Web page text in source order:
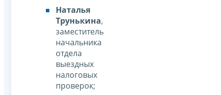
Наталья
Трунькина,
заместитель
начальника
отдела
выездных
налоговых
проверок;